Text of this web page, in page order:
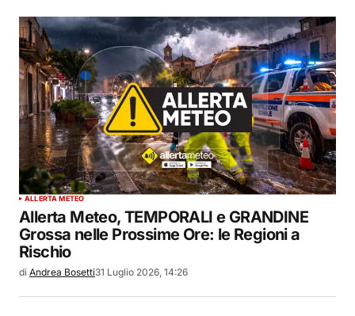
ALLERTA METEO
Allerta Meteo, TEMPORALI e GRANDINE
Grossa nelle Prossime Ore: le Regioni a
Rischio
di Andrea Bosetti31 Luglio 2026, 14:26